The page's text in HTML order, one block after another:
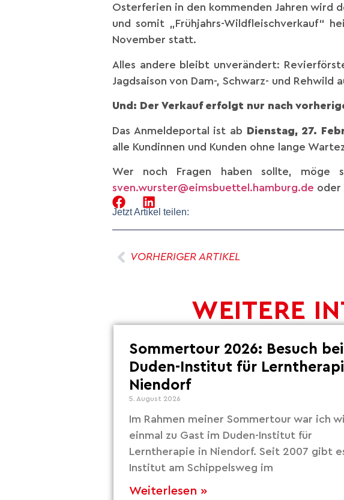
Osterferien in den kommenden Jahren wird
und somit „Frühjahrs-Wildfleischverkauf“
November statt.
Alles andere bleibt unverändert:
Jagdsaison von Dam-, Schwarz- und
Und: Der Verkauf erfolgt nur nach
Das Anmeldeportal ist ab Dienstag, 27.
alle Kundinnen und Kunden ohne lange
Wer noch Fragen haben sollte, möge
sven.wurster@eimsbuettel.hamburg.de oder
Jetzt Artikel teilen:
VORHERIGER ARTIKEL
WEITERE
Sommertour 2026: Besuch
Duden-Institut für
Niendorf
5. August 2026
Im Rahmen meiner Sommertour war ich
einmal zu Gast im Duden-Institut für
Lerntherapie in Niendorf. Seit 2007 gibt
Institut am Schippelsweg im
Weiterlesen »